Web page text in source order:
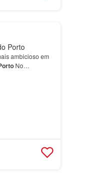
Porto
ambicioso em
No